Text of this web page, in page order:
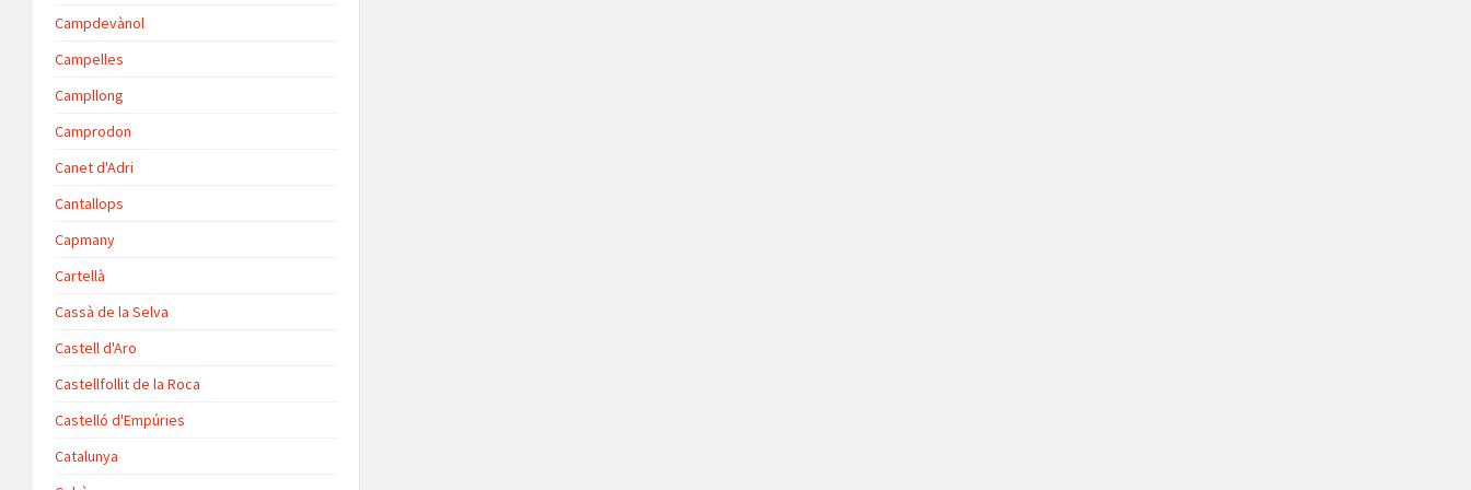
Campdevànol
Campelles
Campllong
Camprodon
Canet d'Adri
Cantallops
Capmany
Cartellà
Cassà de la Selva
Castell d'Aro
Castellfollit de la Roca
Castelló d'Empúries
Catalunya